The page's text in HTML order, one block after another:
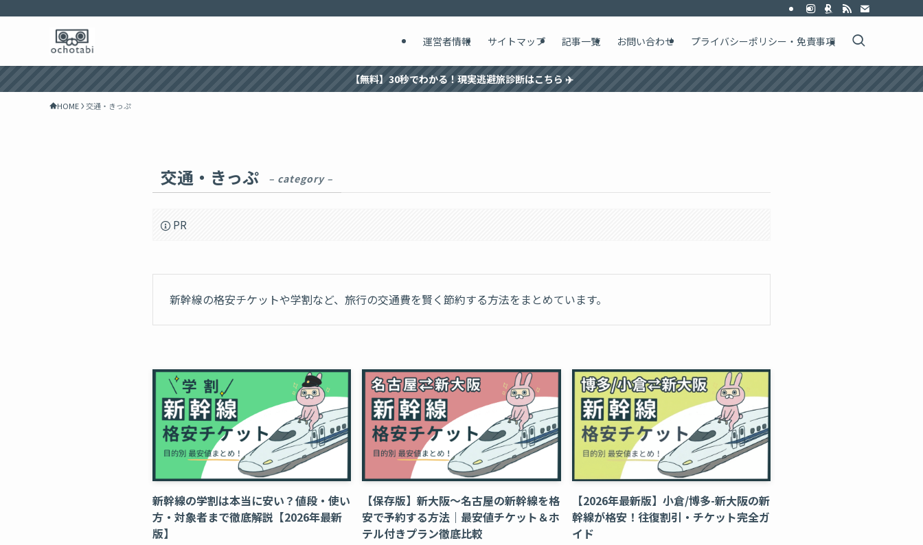
運営者情報 サイトマップ 記事一覧 お問い合わせ プライバシーポリシー・免責事項
【無料】30秒でわかる！現実逃避旅診断はこちら ✈️
HOME 交通・きっぷ
交通・きっぷ – category –
PR
新幹線の格安チケットや学割など、旅行の交通費を賢く節約する方法をまとめています。
新幹線の学割は本当に安い？値段・使い
方・対象者まで徹底解説【2026年最新
版】
【保存版】新大阪〜名古屋の新幹線を格
安で予約する方法｜最安値チケット＆ホ
テル付きプラン徹底比較
【2026年最新版】小倉/博多-新大阪の新
幹線が格安！往復割引・チケット完全ガ
イド